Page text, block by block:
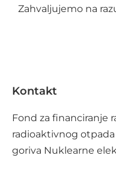
Zahvaljujemo na
Kontakt
Fond za financiranje
radioaktivnog
goriva Nuklearne